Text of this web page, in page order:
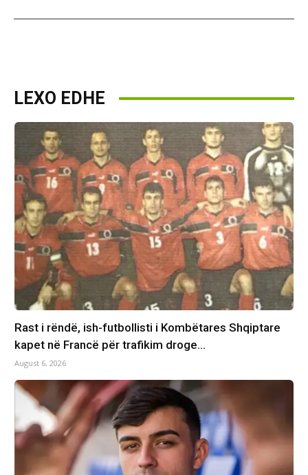
LEXO EDHE
Rast i rëndë, ish-futbollisti i Kombëtares Shqiptare
kapet në Francë për trafikim droge…
August 6, 2026